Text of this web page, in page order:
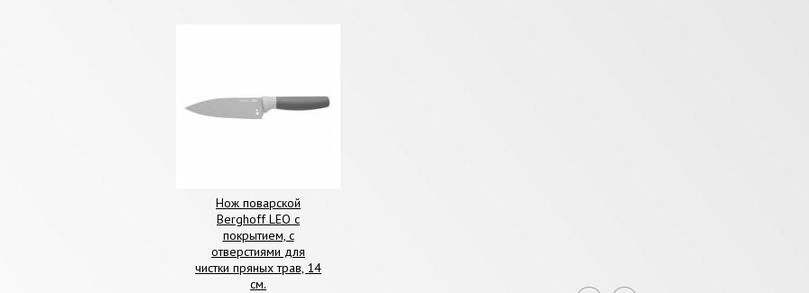
Нож поварской
Berghoff LEO с
покрытием, с
отверстиями для
чистки пряных трав, 14
см.